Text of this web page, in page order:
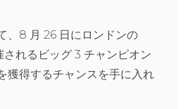
、8 月 26 日にロンドンの
れるビッグ 3 チャンピオン
獲得するチャンスを手に入れ